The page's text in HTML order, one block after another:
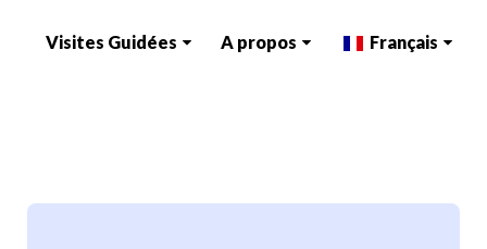
Visites Guidées A propos Français